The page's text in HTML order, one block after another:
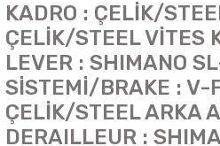
KADRO : ÇELİK/
ÇELİK/STEEL VİTES
LEVER : SHIMANO
SİSTEMİ/BRAKE : V-
ÇELİK/STEEL ARKA
DERAILLEUR :